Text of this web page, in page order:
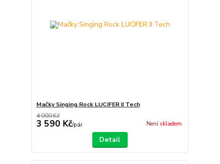
Mačky Singing Rock LUCIFER II Tech
4 000 Kč
3 590 Kč/pár Není skladem
Detail